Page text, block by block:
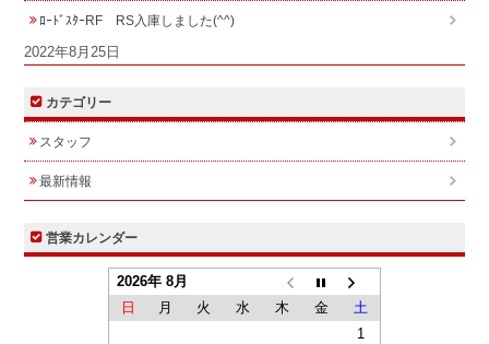
ﾛｰﾄﾞｽﾀｰRF RS入庫しました(^^)
2022年8月25日
カテゴリー
スタッフ
最新情報
営業カレンダー
2026年 8月
日
月 火 水 木 金
土
1